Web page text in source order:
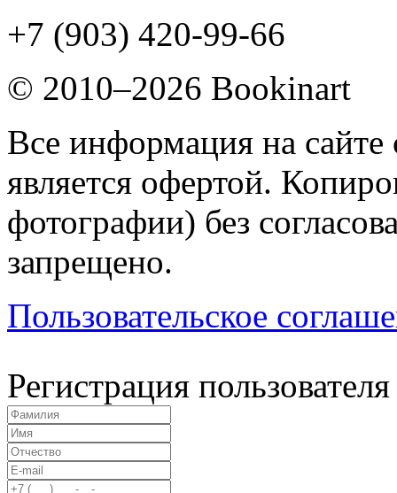
+7 (903) 420-99-66
© 2010–2026 Bookinart
Все информация на
является офертой.
фотографии) без
запрещено.
Пользовательское
Регистрация пользователя